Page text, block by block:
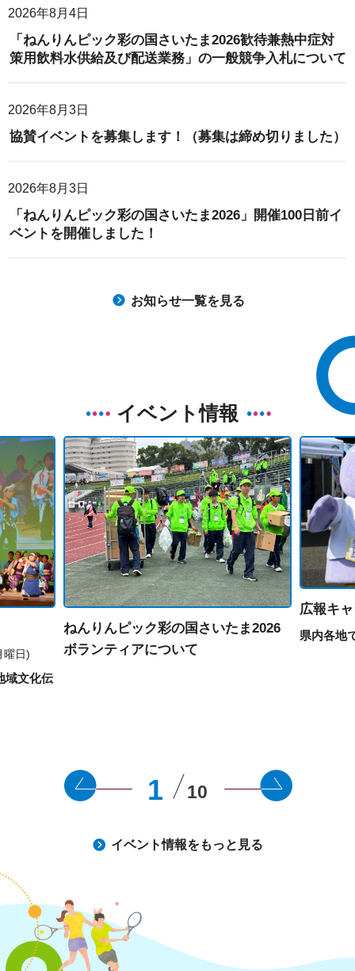
2026年8月4日
「ねんりんピック彩の国さいたま2026歓待兼熱中症対
策用飲料水供給及び配送業務」の一般競争入札について
2026年8月3日
協賛イベントを募集します！（募集は締め切りました）
2026年8月3日
「ねんりんピック彩の国さいたま2026」開催100日前イ
ベントを開催しました！
お知らせ一覧を見る
イベント情報
1 10
曜日)
域文化伝
ねんりんピック彩の国さいたま2026
ボランティアについて
広報キ
県内各地
イベント情報をもっと見る